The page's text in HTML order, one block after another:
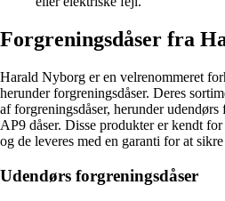
Forgreningsdåser fra
Harald Nyborg er en velrenommeret
herunder forgreningsdåser. Deres
af forgreningsdåser, herunder
AP9 dåser. Disse produkter er kendt
og de leveres med en garanti for at
Udendørs forgreningsdåser